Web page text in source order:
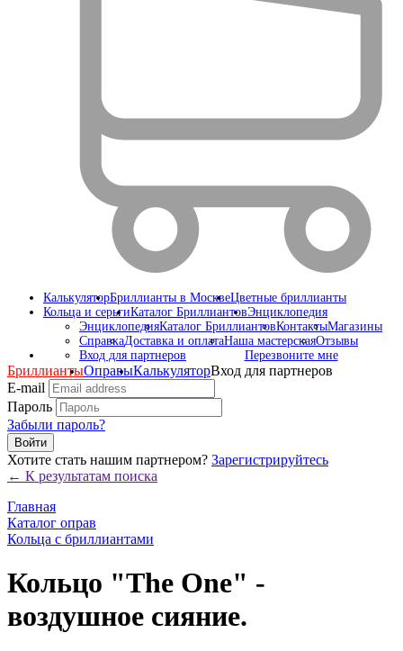
КалькуляторБриллианты в МосквеЦветные бриллианты
Кольца и серьгиКаталог БриллиантовЭнциклопедия
ЭнциклопедияКаталог БриллиантовКонтактыМагазины
СправкаДоставка и оплатаНаша мастерскаяОтзывы
Вход для партнеров
Перезвоните мне
БриллиантыОправыКалькуляторВход для партнеров
E-mail
Пароль
Забыли пароль?
Войти
Хотите стать нашим партнером? Зарегистрируйтесь
← К результатам поиска
Главная
Каталог оправ
Кольца с бриллиантами
Кольцо "The One" -
воздушное сияние.